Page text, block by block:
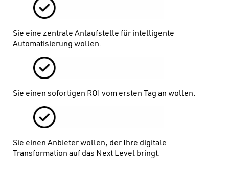
Sie eine zentrale Anlaufstelle für intelligente
Automatisierung wollen.
Sie einen sofortigen ROI vom ersten Tag an wollen.
Sie einen Anbieter wollen, der Ihre digitale
Transformation auf das Next Level bringt.